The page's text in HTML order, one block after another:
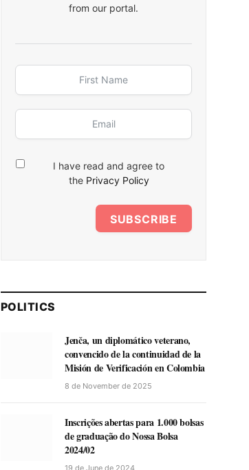
from our portal.
I have read and agree to
the Privacy Policy
SUBSCRIBE
POLITICS
Jenča, un diplomático veterano,
convencido de la continuidad de la
Misión de Verificación en Colombia
8 de November de 2025
Inscrições abertas para 1.000 bolsas
de graduação do Nossa Bolsa
2024/02
19 de June de 2024